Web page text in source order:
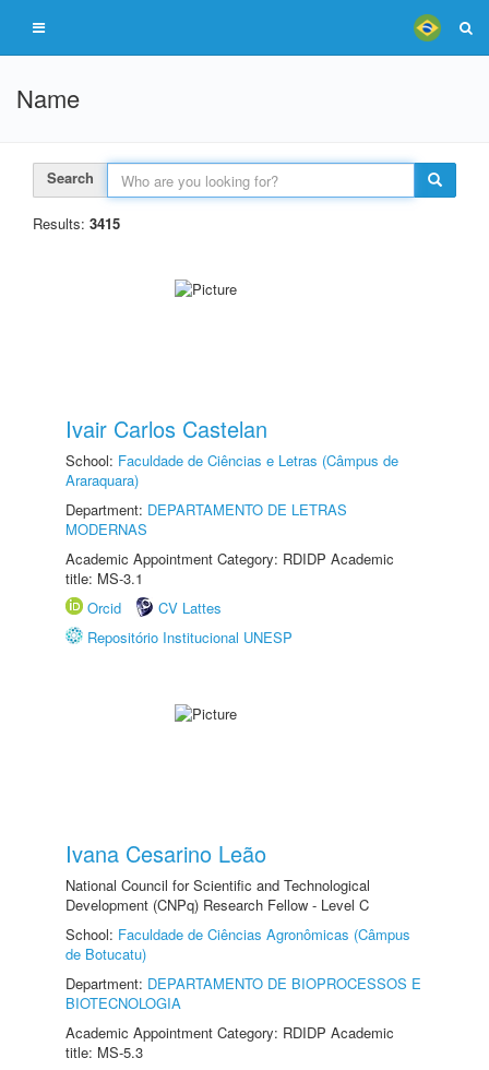
Name
Search
Results: 3415
Ivair Carlos Castelan
School: Faculdade de Ciências e Letras (Câmpus de
Araraquara)
Department: DEPARTAMENTO DE LETRAS
MODERNAS
Academic Appointment Category: RDIDP Academic
title: MS-3.1
Orcid
CV Lattes
Repositório Institucional UNESP
Ivana Cesarino Leão
National Council for Scientific and Technological
Development (CNPq) Research Fellow - Level C
School: Faculdade de Ciências Agronômicas (Câmpus
de Botucatu)
Department: DEPARTAMENTO DE BIOPROCESSOS E
BIOTECNOLOGIA
Academic Appointment Category: RDIDP Academic
title: MS-5.3